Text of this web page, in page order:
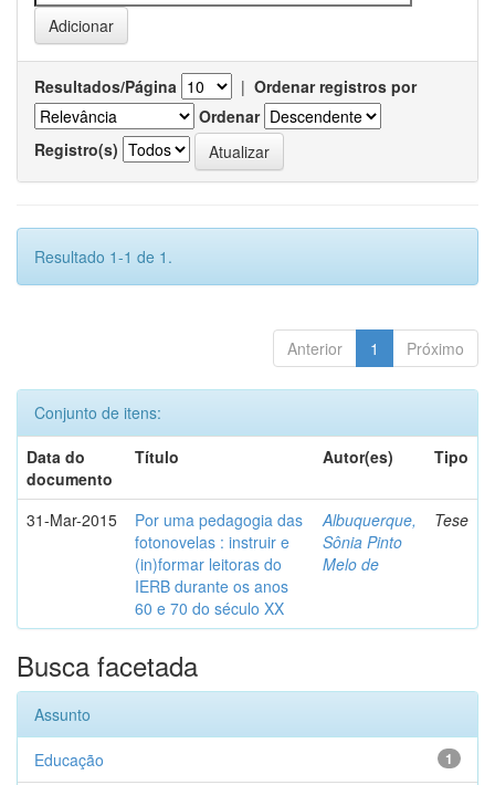
Resultados/Página | Ordenar registros por
Ordenar
Registro(s)
Resultado 1-1 de 1.
Anterior 1 Próximo
Conjunto de itens:
Data do
documento
Título Autor(es) Tipo
31-Mar-2015
Por uma pedagogia das
fotonovelas : instruir e
(in)formar leitoras do
IERB durante os anos
60 e 70 do século XX
Albuquerque,
Sônia Pinto
Melo de
Tese
Busca facetada
Assunto
1
Educação